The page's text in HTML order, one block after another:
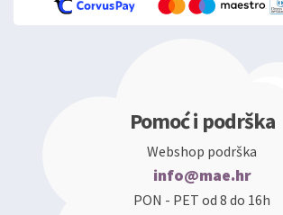
Pomoć i podrška
Webshop podrška
info@mae.hr
PON - PET od 8 do 16h